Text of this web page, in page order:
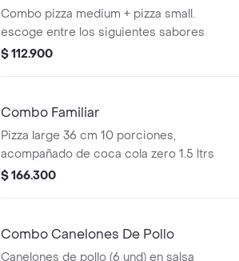
Combo pizza medium + pizza small.
escoge entre los siguientes sabores
$ 112.900
Combo Familiar
Pizza large 36 cm 10 porciones,
acompañado de coca cola zero 1.5 ltrs
$ 166.300
Combo Canelones De Pollo
Canelones de pollo (6 und) en salsa